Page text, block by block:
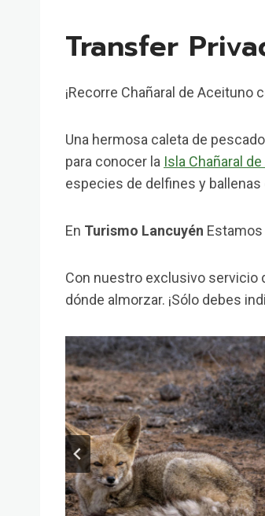
Transfer
¡Recorre Chañaral de
Una hermosa caleta de
para conocer la Isla Chañaral
especies de delfines y
En Turismo Lancuyén
Con nuestro exclusivo servicio
dónde almorzar. ¡Sólo debes